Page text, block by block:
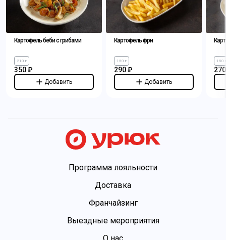
Картофель беби с грибами
210 г
350 ₽
Добавить
Картофель фри
150 г
290 ₽
Добавить
150 г
Программа лояльности
Доставка
Франчайзинг
Выездные мероприятия